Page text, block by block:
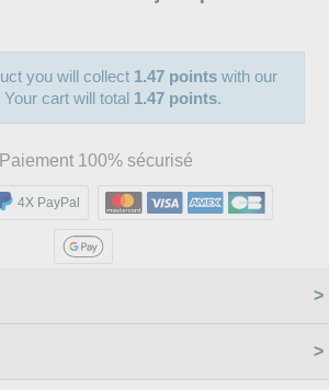
you will collect 1.47 points with our
cart will total 1.47 points.
Paiement 100% sécurisé
4X PayPal